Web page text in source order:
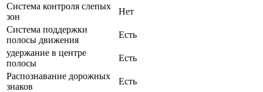
Система контроля слепых
зон
Нет
Система поддержки
полосы движения
Есть
удержание в центре
полосы
Есть
Распознавание дорожных
знаков
Есть